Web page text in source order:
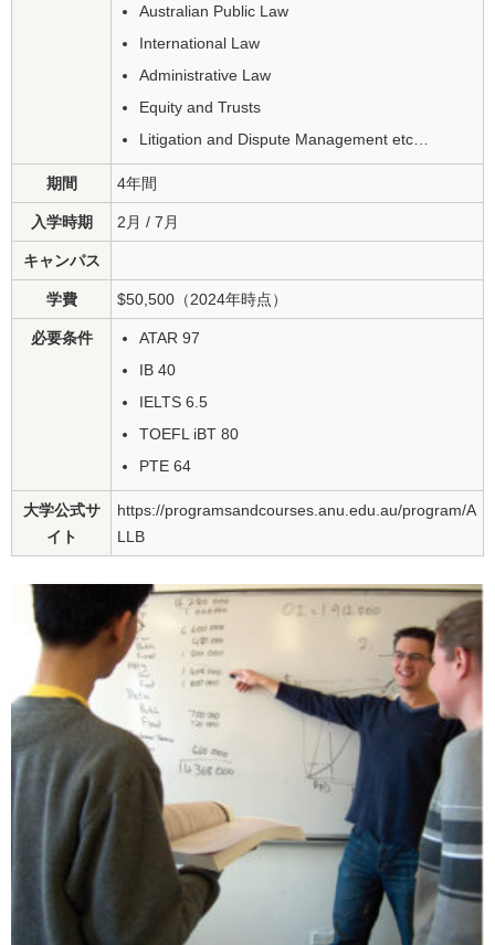
Australian Public Law
International Law
Administrative Law
Equity and Trusts
Litigation and Dispute Management etc…
期間 4年間
入学時期 2月 / 7月
キャンパス
学費 $50,500（2024年時点）
必要条件
ATAR 97
IB 40
IELTS 6.5
TOEFL iBT 80
PTE 64
大学公式サ
イト
https://programsandcourses.anu.edu.au/program/A
LLB